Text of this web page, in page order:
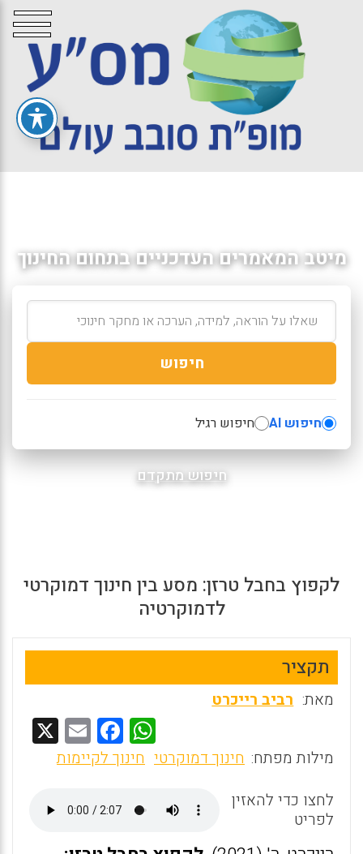
מיטב המאמרים העדכניים בתחום החינוך
חיפוש
חיפוש AI חיפוש רגיל
חיפוש מתקדם
לקפוץ בחבל טרזן: מסע בין חינוך דמוקרטי
לדמוקרטיה
תקציר
מאת: רביב רייכרט
W
h
s
F
a
b
E
m מילות מפתח: חינוך דמוקרטי חינוך לקיימות
לחצו כדי להאזין
לפריט